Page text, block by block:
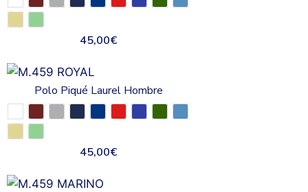
45,00€
Polo Piqué Laurel Hombre
45,00€